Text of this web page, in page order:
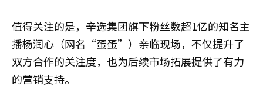
值得关注的是，辛选集团旗下粉丝数超1亿的知名主
播杨润心（网名“蛋蛋”）亲临现场，不仅提升了
双方合作的关注度，也为后续市场拓展提供了有力
的营销支持。